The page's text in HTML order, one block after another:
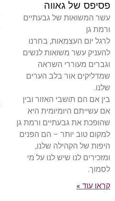
פסיפס של גאווה
עשר המשואות של גבעתיים
ורמת גן
לרגל יום העצמאות, בחרנו
להעניק עשר משואות לנשים
וגברים מעוררי השראה
שמדליקים אור בלב הערים
שלנו.
בין אם הם תושבי האזור ובין
אם עשייתם היומיומית היא
שהופכת את גבעתיים ורמת גן
למקום טוב יותר – הם הפנים
היפות של הקהילה שלנו,
ומזכירים לנו שיש לנו על מי
לסמוך.
קראו עוד »